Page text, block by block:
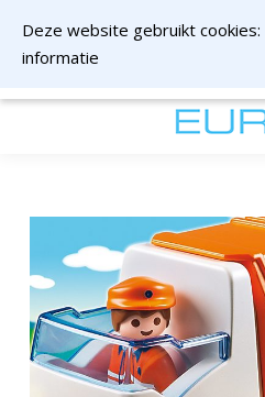
Deze website gebruikt cookies:
informatie